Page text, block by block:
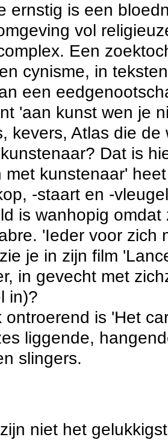
ernstig is een
vol
Een
cynisme, in
een
'aan kunst wen je
kevers, Atlas die
Dat is
met kunstenaar'
-staart en -
is wanhopig
'Ieder voor zich
je in zijn film
in gevecht met
in)?
ontroerend is 'Het
liggende,
slingers.
niet het